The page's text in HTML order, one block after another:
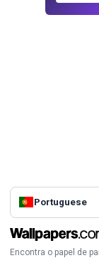
Portuguese
Encontra o papel de